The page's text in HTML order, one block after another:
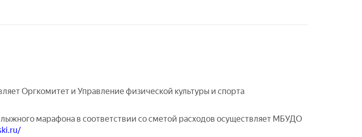
Оргкомитет и Управление физической культуры и спорта
марафона в соответствии со сметой расходов осуществляет МБУДО